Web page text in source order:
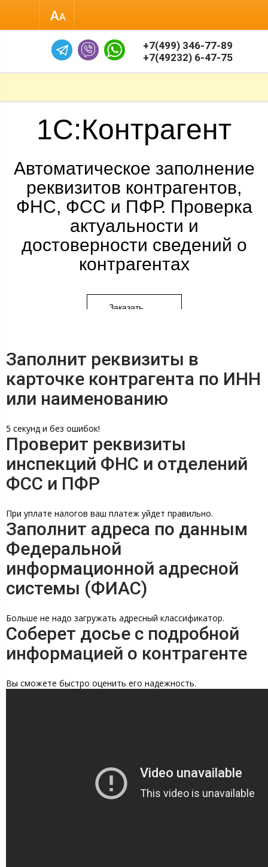
Размер шрифта
+7(499) 346-77-89
+7(49232) 6-47-75
1С:Контрагент
Автоматическое заполнение
реквизитов контрагентов,
ФНС, ФСС и ПФР. Проверка
актуальности и
достоверности сведений о
Заказать
Заполнит реквизиты в
карточке контрагента по ИНН
или наименованию
5 секунд и без ошибок!
Проверит реквизиты
инспекций ФНС и отделений
ФСС и ПФР
При уплате налогов ваш платеж уйдет правильно.
Заполнит адреса по данным
Федеральной
информационной адресной
системы (ФИАС)
Больше не надо загружать адресный классификатор.
Соберет досье с подробной
информацией о контрагенте
Вы сможете быстро оценить его надежность.